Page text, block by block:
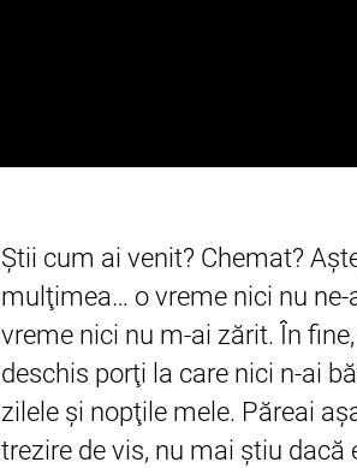
Ştii cum ai venit? Chemat?
mulţimea… o vreme nici nu
vreme nici nu m-ai zărit. În
deschis porţi la care nici n-ai
zilele şi nopţile mele. Păreai
trezire de vis, nu mai ştiu